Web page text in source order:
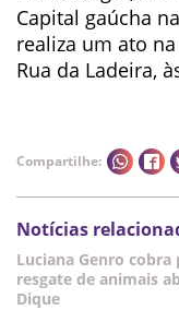
Capital gaúcha
realiza um ato
Rua da Ladeira,
Compartilhe:
Notícias
Luciana Genro
resgate de animais
Dique